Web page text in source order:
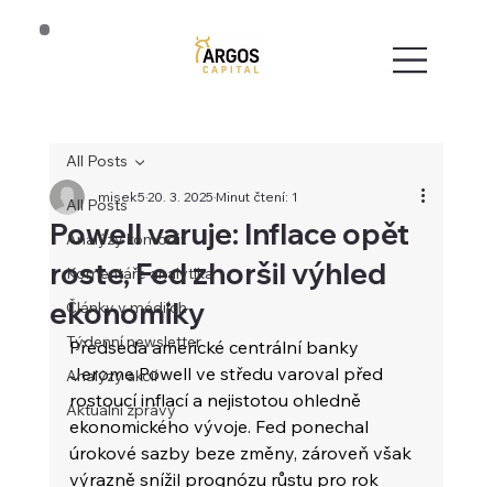
All Posts
Analýzy komodit
Komentáře analytika
Články v médiích
Týdenní newsletter
Analýzy akcií
Aktuální zprávy
All Posts
Powell varuje: Inflace opět
roste, Fed zhoršil výhled
ekonomiky
misek520. 3. 2025Minut čtení: 1
Předseda americké centrální banky
Jerome Powell ve středu varoval před
rostoucí inflací a nejistotou ohledně
ekonomického vývoje. Fed ponechal
úrokové sazby beze změny, zároveň však
výrazně snížil prognózu růstu pro rok